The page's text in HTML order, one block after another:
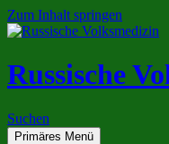
Zum Inhalt springen
Russische
Suchen
Primäres Menü